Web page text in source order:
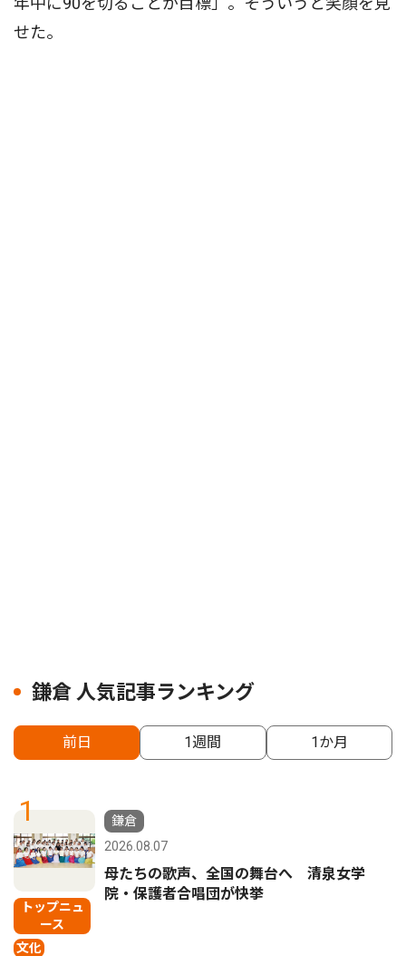
せた。
鎌倉 人気記事ランキング
前日 1週間 1か月
1
トップニュ
ース
文化
鎌倉
2026.08.07
母たちの歌声、全国の舞台へ 清泉女学
院・保護者合唱団が快挙